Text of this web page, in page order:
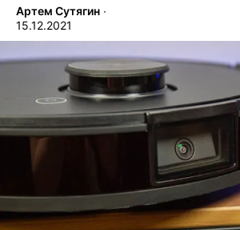
Артем Сутягин ∙
15.12.2021